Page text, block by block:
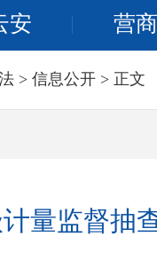
安 营
> 信息公开 > 正文
量监督抽